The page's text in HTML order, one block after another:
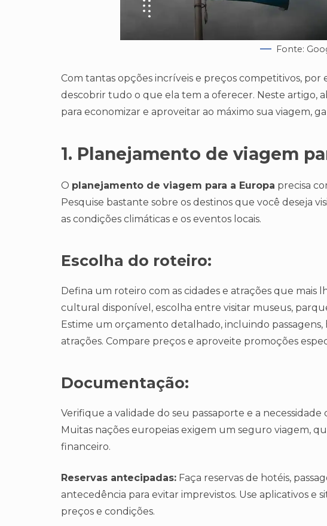
Fonte:
Com tantas opções incríveis e preços competitivos, por
descobrir tudo o que ela tem a oferecer. Neste artigo,
para economizar e aproveitar ao máximo sua viagem,
1. Planejamento de viagem
O planejamento de viagem para a Europa precisa
Pesquise bastante sobre os destinos que você deseja
as condições climáticas e os eventos locais.
Escolha do roteiro:
Defina um roteiro com as cidades e atrações que mais
cultural disponível, escolha entre visitar museus,
Estime um orçamento detalhado, incluindo
atrações. Compare preços e aproveite promoções
Documentação:
Verifique a validade do seu passaporte e a
Muitas nações europeias exigem um seguro viagem,
financeiro.
Reservas antecipadas: Faça reservas de hotéis,
antecedência para evitar imprevistos. Use aplicativos e
preços e condições.